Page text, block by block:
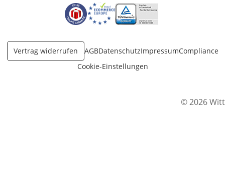
Öffnet in neuem Fenster
Öffnet in neuem Fenster
Öffnet in neuem Fenster
Vertrag widerrufen AGBDatenschutzImpressumCompliance
Cookie-Einstellungen
© 2026 Witt